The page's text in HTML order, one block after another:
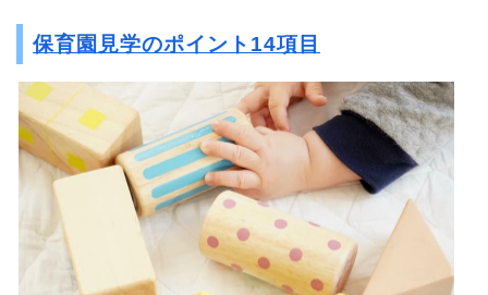
保育園見学のポイント14項目